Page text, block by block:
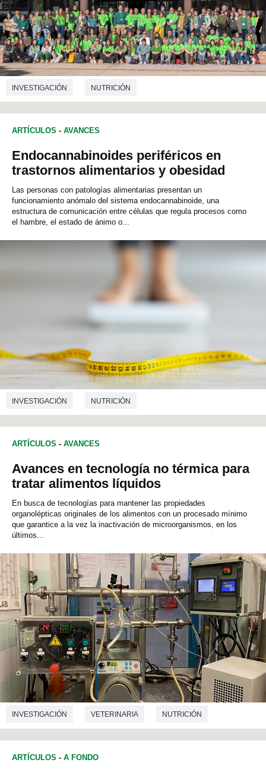
INVESTIGACIÓN NUTRICIÓN
ARTÍCULOS - AVANCES
Endocannabinoides periféricos en
trastornos alimentarios y obesidad
Las personas con patologías alimentarias presentan un
funcionamiento anómalo del sistema endocannabinoide, una
estructura de comunicación entre células que regula procesos como
el hambre, el estado de ánimo o...
INVESTIGACIÓN NUTRICIÓN
ARTÍCULOS - AVANCES
Avances en tecnología no térmica para
tratar alimentos líquidos
En busca de tecnologías para mantener las propiedades
organolépticas originales de los alimentos con un procesado mínimo
que garantice a la vez la inactivación de microorganismos, en los
últimos...
INVESTIGACIÓN VETERINARIA NUTRICIÓN
ARTÍCULOS - A FONDO